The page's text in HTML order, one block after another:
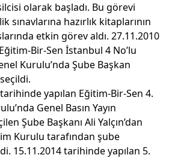
olarak başladı. Bu görevi
sınavlarına hazırlık kitaplarının
etkin görev aldı. 27.11.2010
Bir-Sen İstanbul 4 No’lu
Kurulu’nda Şube Başkan
yapılan Eğitim-Bir-Sen 4.
Genel Basın Yayın
Şube Başkanı Ali Yalçın’dan
Kurulu tarafından şube
15.11.2014 tarihinde yapılan 5.